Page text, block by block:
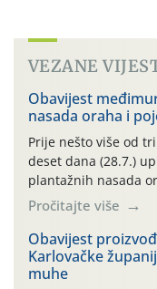
VEZANE
Obavijest
nasada oraha i
Prije nešto više od
deset dana (28.7.)
plantažnih nasada
leta i ovogodišnjoj
orahove muhe
traje drugi
izražen zadnja šest
temperature zraka
Pročitajte više
Obavijest
Karlovačke
muhe